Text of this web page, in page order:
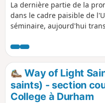
La dernière partie de la
dans le cadre paisible de
séminaire, aujourd'hui
comportent des éléments
promenade traverse
avant de monter vers la
Way of Light
saints) - section
College à Durham